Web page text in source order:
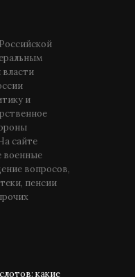
власти
и
сайте
военные
вопросов,
пенсии
какие